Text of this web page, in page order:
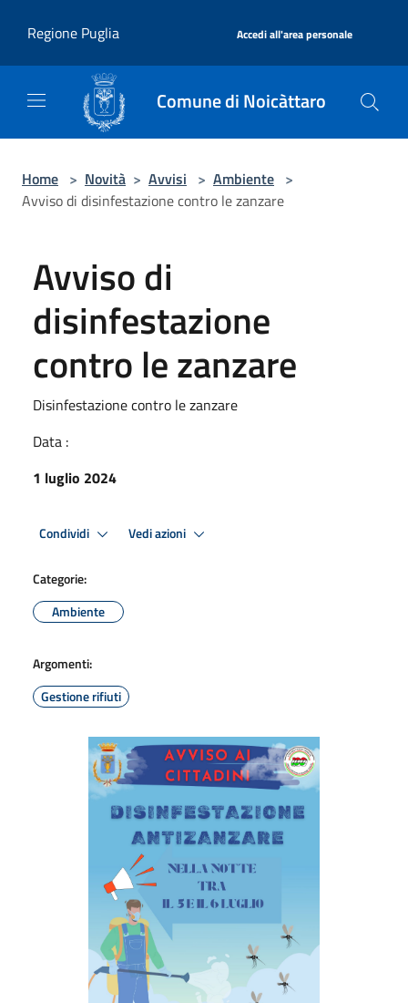
Regione Puglia
Accedi all'area personale
Comune di Noicàttaro
Home > Novità > Avvisi > Ambiente >
Avviso di disinfestazione contro le zanzare
Avviso di
disinfestazione
contro le zanzare
Disinfestazione contro le zanzare
Data :
1 luglio 2024
Condividi Vedi azioni
Categorie:
Ambiente
Argomenti:
Gestione rifiuti